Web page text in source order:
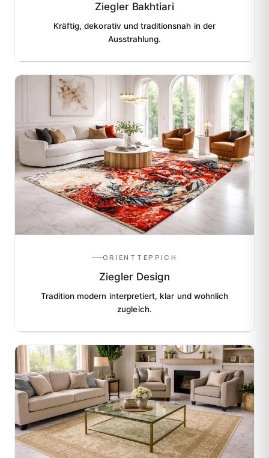
Ziegler Bakhtiari
Kräftig, dekorativ und traditionsnah in der
Ausstrahlung.
ORIENTTEPPICH
Ziegler Design
Tradition modern interpretiert, klar und wohnlich
zugleich.